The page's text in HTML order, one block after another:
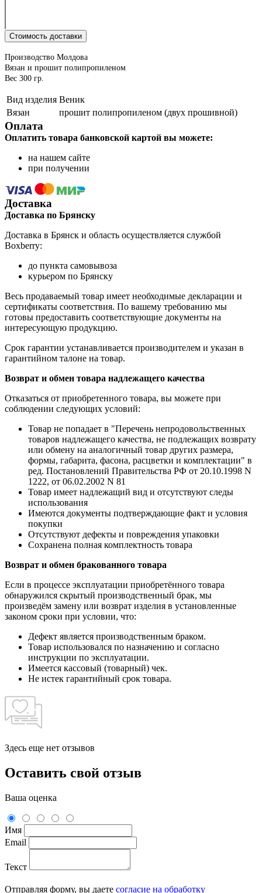
Стоимость доставки
Производство Молдова
Вязан и прошит полипропиленом
Вес 300 гр.
Вид изделия Веник
Вязан
прошит полипропиленом (двух прошивной)
Оплата
Оплатить товара банковской картой вы можете:
на нашем сайте
при получении
Доставка
Доставка по Брянску
Доставка в Брянск и область осуществляется службой
Boxberry:
до пункта самовывоза
курьером по Брянску
Весь продаваемый товар имеет необходимые декларации и
сертификаты соответствия. По вашему требованию мы
готовы предоставить соответствующие документы на
интересующую продукцию.
Срок гарантии устанавливается производителем и указан в
гарантийном талоне на товар.
Возврат и обмен товара надлежащего качества
Отказаться от приобретенного товара, вы можете при
соблюдении следующих условий:
Товар не попадает в "Перечень непродовольственных
товаров надлежащего качества, не подлежащих возврату
или обмену на аналогичный товар других размера,
формы, габарита, фасона, расцветки и комплектации" в
ред. Постановлений Правительства РФ от 20.10.1998 N
1222, от 06.02.2002 N 81
Товар имеет надлежащий вид и отсутствуют следы
использования
Имеются документы подтверждающие факт и условия
покупки
Отсутствуют дефекты и повреждения упаковки
Сохранена полная комплектность товара
Возврат и обмен бракованного товара
Если в процессе эксплуатации приобретённого товара
обнаружился скрытый производственный брак, мы
произведём замену или возврат изделия в установленные
законом сроки при условии, что:
Дефект является производственным браком.
Товар использовался по назначению и согласно
инструкции по эксплуатации.
Имеется кассовый (товарный) чек.
Не истек гарантийный срок товара.
Здесь еще нет отзывов
Оставить свой отзыв
Ваша оценка
Имя
Email
Текст
Отправляя форму, вы даете согласие на обработку